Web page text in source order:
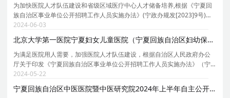
为加快医院人才队伍建设和省级区域医疗中心人才储备培养,根据《宁夏回
族自治区事业单位公开招聘工作人员实施办法》(宁政办规发[2023]9号)、
《自治区党委组织部人力资源和社会保障厅关于进一步做好全区事业单位
自主公开招聘工作的通知》(宁人社函[2020]65号)
2024-06-03
北京大学第一医院宁夏妇女儿童医院（宁夏回族自治区妇幼保健院）2024年第二批自主公开招聘85名备案人员公告
为满足医院用人需要，加强医院人才队伍建设，根据自治区人民政府办公
厅关于印发《宁夏回族自治区事业单位公开招聘工作人员实施办法》（宁
政办规发[2023]9号）等规定，现就北京大学第一医院宁夏妇女儿童医院
（宁夏回族自治区妇幼保健院）2024年第二批自主公开
2024-05-22
宁夏回族自治区中医医院暨中医研究院2024年上半年自主公开招聘急需紧缺工作人员公告